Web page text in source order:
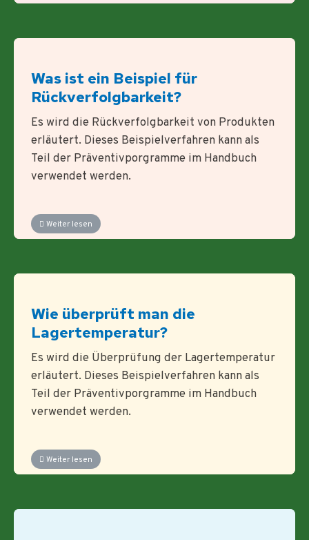
Was ist ein Beispiel für
Rückverfolgbarkeit?
Es wird die Rückverfolgbarkeit von Produkten
erläutert. Dieses Beispielverfahren kann als
Teil der Präventivporgramme im Handbuch
verwendet werden.
Weiter lesen
Wie überprüft man die
Lagertemperatur?
Es wird die Überprüfung der Lagertemperatur
erläutert. Dieses Beispielverfahren kann als
Teil der Präventivporgramme im Handbuch
verwendet werden.
Weiter lesen